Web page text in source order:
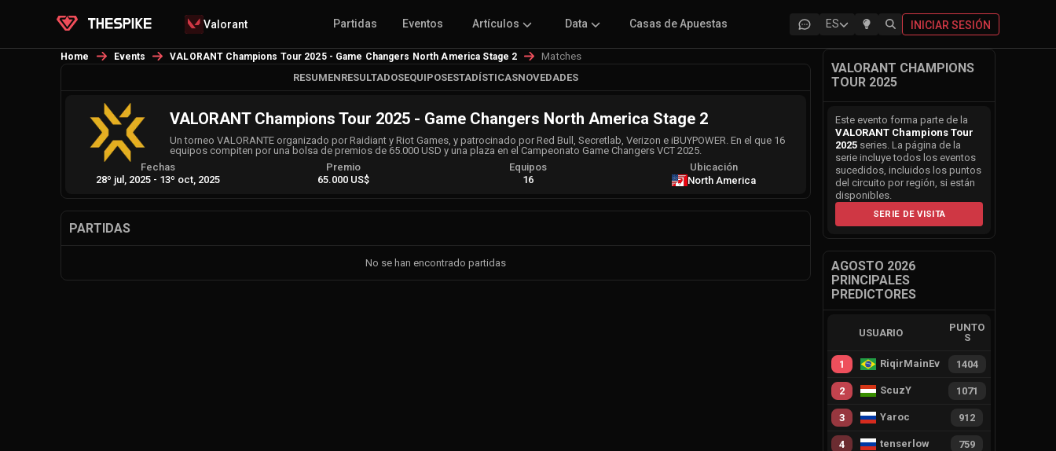
Valorant Partidas Eventos Artículos Data Casas de Apuestas ES INICIAR SESIÓN
Home Events VALORANT Champions Tour 2025 - Game Changers North America Stage 2
Matches
RESUMENRESULTADOSEQUIPOSESTADÍSTICASNOVEDADES
VALORANT Champions Tour 2025 - Game Changers North America Stage 2
Un torneo VALORANTE organizado por Raidiant y Riot Games, y patrocinado por Red Bull, Secretlab, Verizon e iBUYPOWER. En el que 16
equipos compiten por una bolsa de premios de 65.000 USD y una plaza en el Campeonato Game Changers VCT 2025.
Fechas
28º jul, 2025 - 13º oct, 2025
Premio
65.000 US$
Equipos
16
Ubicación
North America
PARTIDAS
No se han encontrado partidas
VALORANT CHAMPIONS
TOUR 2025
Este evento forma parte de la
VALORANT Champions Tour
2025 series. La página de la
serie incluye todos los eventos
sucedidos, incluidos los puntos
del circuito por región, si están
disponibles.
SERIE DE VISITA
AGOSTO 2026
PRINCIPALES
PREDICTORES
USUARIO
PUNTO
S
1 RiqirMainEvie 1404
2 ScuzY 1071
3 Yaroc 912
4 tenserlow 759